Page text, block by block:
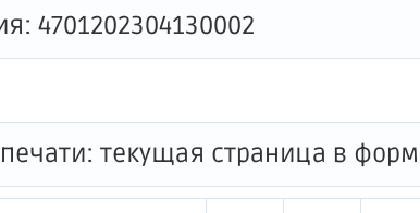
4701202304130002